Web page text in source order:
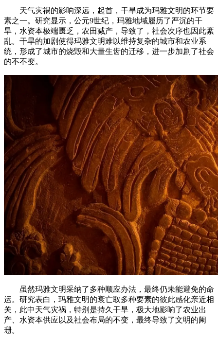
天气灾祸的影响深远，起首，干旱成为玛雅文明的环节要
素之一。研究显示，公元9世纪，玛雅地域履历了严沉的干
旱，水资本极端匮乏，农田减产，导致了，社会次序也因此紊
乱。干旱的加剧使得玛雅文明难以维持复杂的城市和农业系
统，形成了城市的烧毁和大量生齿的迁移，进一步加剧了社会
的不不变。
虽然玛雅文明采纳了多种顺应办法，最终仍未能避免的命
运。研究表白，玛雅文明的衰亡取多种要素的彼此感化亲近相
关，此中天气灾祸，特别是持久干旱，极大地影响了农业出
产、水资本供应以及社会布局的不变，最终导致了文明的阑
珊。